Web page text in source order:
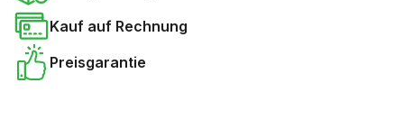
Kauf auf Rechnung
Preisgarantie